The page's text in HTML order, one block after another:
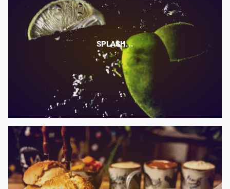
SPLASH...